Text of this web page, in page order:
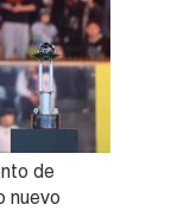
de
nuevo